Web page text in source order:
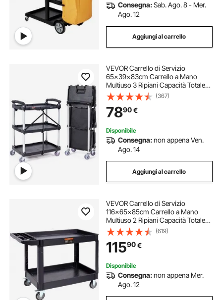
Consegna:Sab. Ago. 8 - Mer.
Ago. 12
Aggiungi al carrello
VEVOR Carrello di Servizio
65x39x83cm Carrello a Mano
Multiuso 3 Ripiani Capacità Totale
74,8kg, Carrello a Portata con Ruote
Girevoli 360° 2 Ruote con Freni,
Carrello Portaoggetti da Garage
Giardino
(367)
7890€
Disponibile
Consegna:non appena Ven.
Ago. 14
Aggiungi al carrello
VEVOR Carrello di Servizio
116x65x85cm Carrello a Mano
Multiuso 2 Ripiani Capacità Totale
250kg, Carrello a Portata con Ruote
Girevoli 360° 2 Ruote con Freni,
Carrello Portaoggetti da Garage
Giardino
(619)
11590€
Disponibile
Consegna:non appena Mer.
Ago. 12